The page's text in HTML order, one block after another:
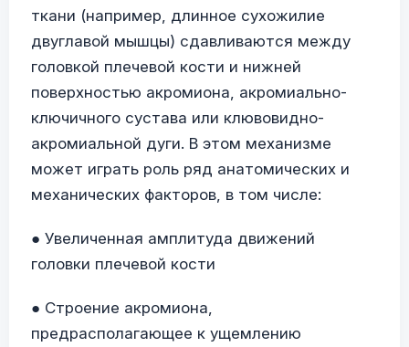
ткани (например, длинное сухожилие
двуглавой мышцы) сдавливаются между
головкой плечевой кости и нижней
поверхностью акромиона, акромиально-
ключичного сустава или клювовидно-
акромиальной дуги. В этом механизме
может играть роль ряд анатомических и
механических факторов, в том числе:
● Увеличенная амплитуда движений
головки плечевой кости
● Строение акромиона,
предрасполагающее к ущемлению